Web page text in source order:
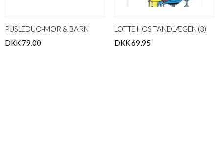
PUSLEDUO-MOR & BARN
DKK 79,00
LOTTE HOS TANDLÆGEN (3)
DKK 69,95